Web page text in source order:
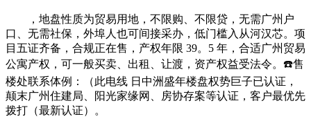
，地盘性质为贸易用地，不限购、不限贷，无需广州户
口、无需社保，外埠人也可间接采办，低门槛入从河汉芯。项
目五证齐备，合规正在售，产权年限 39。5 年，合适广州贸易
公寓产权，可一般买卖、出租、让渡，资产权益受法令。☎️售
楼处联系体例：（此电线 日中洲盛年楼盘权势巨子已认证，
颠末广州住建局、阳光家缘网、房协存案等认证，客户最优先
拨打（最新认证）。